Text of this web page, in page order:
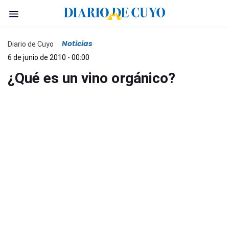
Diario de Cuyo Noticias
6 de junio de 2010 - 00:00
¿Qué es un vino orgánico?